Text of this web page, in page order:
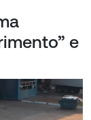
e